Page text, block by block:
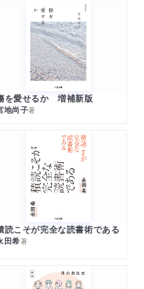
を愛せるか 増補新版
地尚子著
読こそが完全な読書術である
田希著